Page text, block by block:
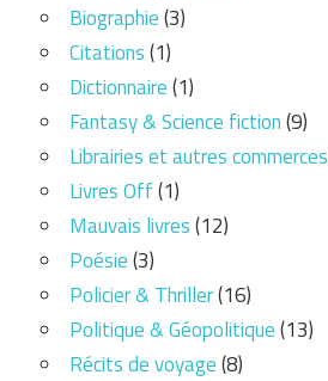
Biographie(3)
Citations(1)
Dictionnaire(1)
Fantasy & Science fiction(9)
Librairies et autres commerces
Livres Off(1)
Mauvais livres(12)
Poésie(3)
Policier & Thriller(16)
Politique & Géopolitique(13)
Récits de voyage(8)